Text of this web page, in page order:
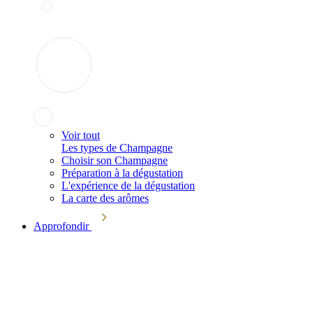
Voir tout
Les types de Champagne
Choisir son Champagne
Préparation à la dégustation
L'expérience de la dégustation
La carte des arômes
Approfondir